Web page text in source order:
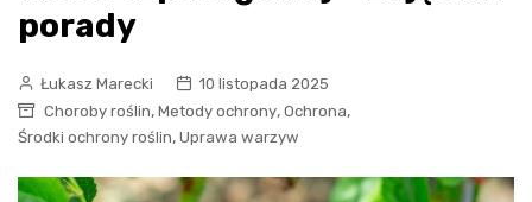
porady
Łukasz Marecki
10 listopada 2025
Choroby roślin, Metody ochrony, Ochrona,
Środki ochrony roślin, Uprawa warzyw